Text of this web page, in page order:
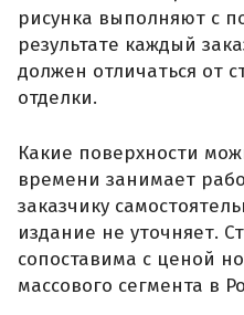
рисунка выполняют с
результате каждый
должен отличаться от
отделки.
Какие поверхности
времени занимает
заказчику
издание не уточняет.
сопоставима с ценой
массового сегмента в